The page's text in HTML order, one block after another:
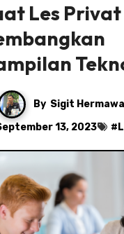
Les
By Sigit
13, 2023
#